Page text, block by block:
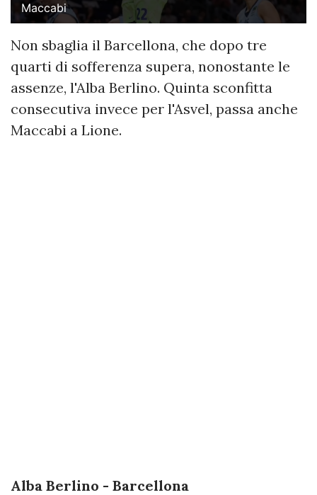
Maccabi
Non sbaglia il Barcellona, che dopo tre
quarti di sofferenza supera, nonostante le
assenze, l'Alba Berlino. Quinta sconfitta
consecutiva invece per l'Asvel, passa anche
Maccabi a Lione.
Alba Berlino - Barcellona